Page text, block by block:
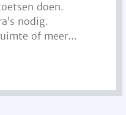
doen.
nodig.
of meer...